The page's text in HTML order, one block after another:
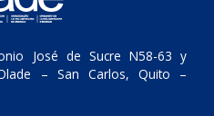
José de Sucre N58-63 y
– San Carlos, Quito –